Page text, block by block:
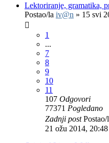
Lektoriranje, gramatika,
Postao/la iv@n » 15 svi
1
...
7
8
9
10
11
107 Odgovori
77371 Pogledano
Zadnji postPostao/
21 ožu 2014, 20:48